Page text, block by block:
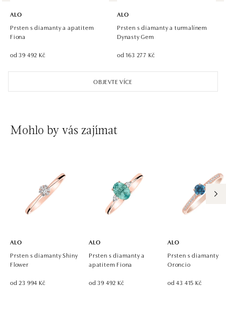
otevřeno v Pondělí od 09:00
Einsteinova 18, 851 01 Bratislava
ALO diamonds OC Avion, Bratislava
Ivanská cesta 16, 821 04 Bratislava
ALO diamonds OC Eurovea, Bratislava
Pribinova 8, 811 09 Bratislava
tel.: +421 917 090 700, +421 918 777 670
OBJEVTE VÍCE
ALO
Prsten s diamanty a apatitem
Fiona
od 39 492 Kč
ALO
Prsten s diamanty a turmalínem
Dynasty Gem
od 163 277 Kč
Mohlo by vás zajímat
ALO
Prsten s diamanty Shiny
Flower
od 23 994 Kč
ALO
Prsten s diamanty a
apatitem Fiona
od 39 492 Kč
ALO
Prsten s diamanty
Oroncio
od 43 415 Kč